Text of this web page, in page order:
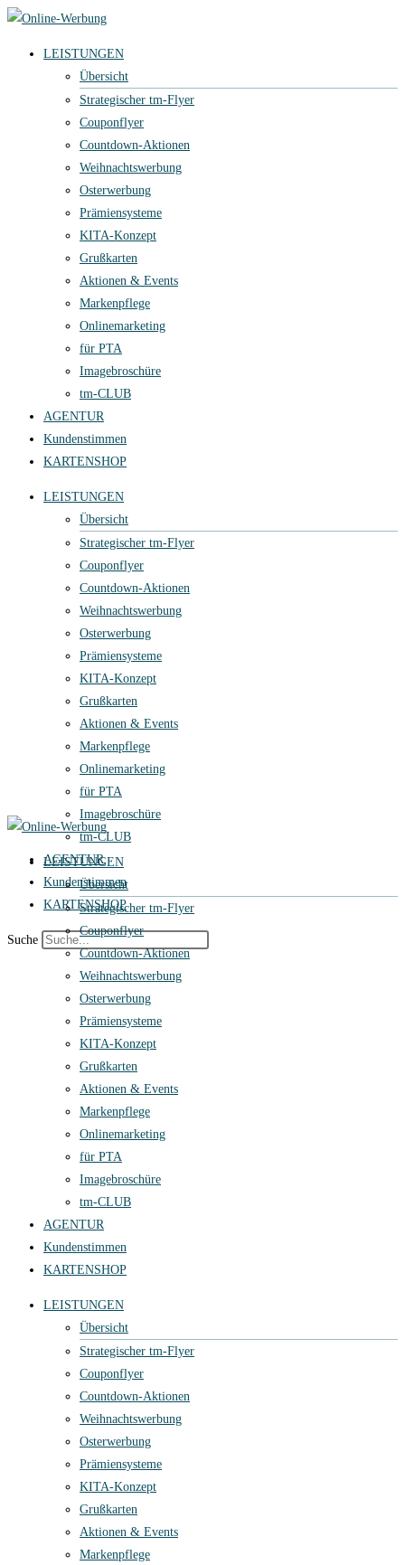
LEISTUNGEN
Übersicht
Strategischer tm-Flyer
Couponflyer
Countdown-Aktionen
Weihnachtswerbung
Osterwerbung
Prämiensysteme
KITA-Konzept
Grußkarten
Aktionen & Events
Markenpflege
Onlinemarketing
für PTA
Imagebroschüre
tm-CLUB
AGENTUR
Kundenstimmen
KARTENSHOP
LEISTUNGEN
Übersicht
Strategischer tm-Flyer
Couponflyer
Countdown-Aktionen
Weihnachtswerbung
Osterwerbung
Prämiensysteme
KITA-Konzept
Grußkarten
Aktionen & Events
Markenpflege
Onlinemarketing
für PTA
Imagebroschüre
tm-CLUB
AGENTUR
Kundenstimmen
KARTENSHOP
Suche
LEISTUNGEN
Übersicht
Strategischer tm-Flyer
Couponflyer
Countdown-Aktionen
Weihnachtswerbung
Osterwerbung
Prämiensysteme
KITA-Konzept
Grußkarten
Aktionen & Events
Markenpflege
Onlinemarketing
für PTA
Imagebroschüre
tm-CLUB
AGENTUR
Kundenstimmen
KARTENSHOP
LEISTUNGEN
Übersicht
Strategischer tm-Flyer
Couponflyer
Countdown-Aktionen
Weihnachtswerbung
Osterwerbung
Prämiensysteme
KITA-Konzept
Grußkarten
Aktionen & Events
Markenpflege